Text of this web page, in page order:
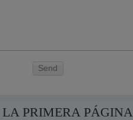
Send
LA PRIMERA PÁGINA